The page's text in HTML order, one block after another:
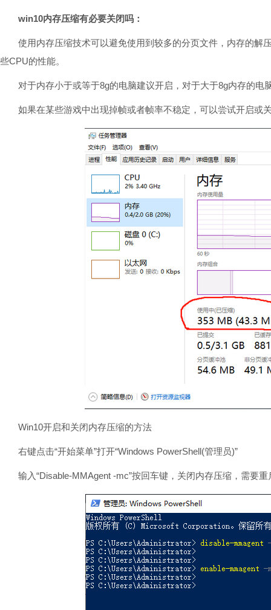
win10内存压缩有必要关闭吗：
使用内存压缩技术可以避免使用到较多的分页文件，内存的解
些CPU的性能。
对于内存小于或等于8g的电脑建议开启，对于大于8g内存的电
如果在某些游戏中出现掉帧或者帧率不稳定，可以尝试开启或
Win10开启和关闭内存压缩的方法
右键点击“开始菜单”打开“Windows PowerShell(管理员)”
输入“Disable-MMAgent -mc”按回车键，关闭内存压缩，需要重